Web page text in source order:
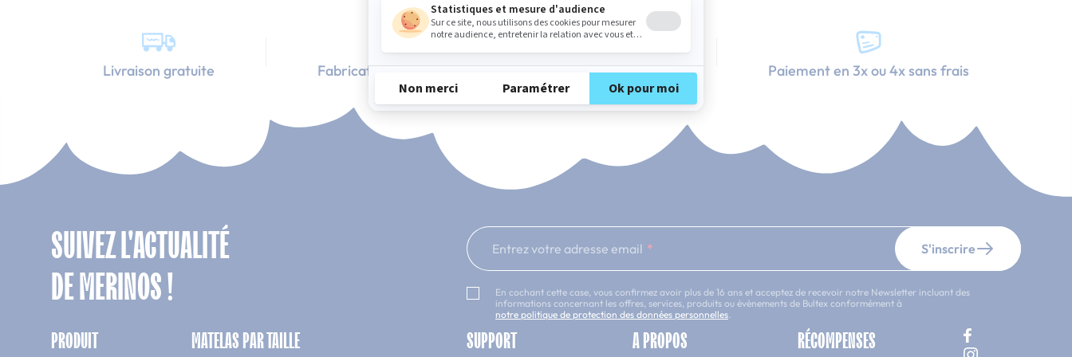
Livraison gratuite Fabrication Française 101 nuits d'essai* Paiement en 3x ou 4x sans frais
SUIVEZ L'ACTUALITÉ
DE MERINOS !
Entrez votre adresse email S'inscrire
En cochant cette case, vous confirmez avoir plus de 16 ans et acceptez de recevoir notre Newsletter incluant des
informations concernant les offres, services, produits ou évènements de Bultex conformément à
notre politique de protection des données personnelles
PRODUIT MATELAS PAR TAILLE SUPPORT A PROPOS RÉCOMPENSES